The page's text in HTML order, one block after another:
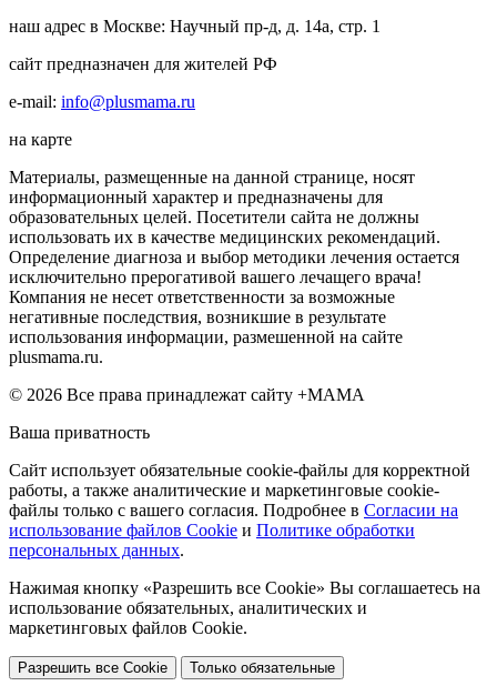
наш адрес в Москве: Научный пр-д, д. 14а, стр. 1
сайт предназначен для жителей РФ
e-mail: info@plusmama.ru
на карте
Материалы, размещенные на данной странице, носят
информационный характер и предназначены для
образовательных целей. Посетители сайта не должны
использовать их в качестве медицинских рекомендаций.
Определение диагноза и выбор методики лечения остается
исключительно прерогативой вашего лечащего врача!
Компания не несет ответственности за возможные
негативные последствия, возникшие в результате
использования информации, размешенной на сайте
plusmama.ru.
© 2026 Все права принадлежат сайту +МАМА
Ваша приватность
Сайт использует обязательные cookie-файлы для корректной
работы, а также аналитические и маркетинговые cookie-
файлы только с вашего согласия. Подробнее в Согласии на
использование файлов Cookie и Политике обработки
персональных данных.
Нажимая кнопку «Разрешить все Cookie» Вы соглашаетесь на
использование обязательных, аналитических и
маркетинговых файлов Cookie.
Разрешить все Cookie Только обязательные